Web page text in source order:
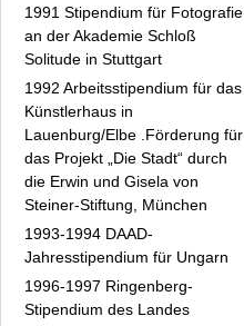
Fakten
Archiv
Datenschutz
Impressum
1991 Stipendium für Fotografie
an der Akademie Schloß
Solitude in Stuttgart
1992 Arbeitsstipendium für das
Künstlerhaus in
Lauenburg/Elbe .Förderung für
das Projekt „Die Stadt“ durch
die Erwin und Gisela von
Steiner-Stiftung, München
1993-1994 DAAD-
Jahresstipendium für Ungarn
1996-1997 Ringenberg-
Stipendium des Landes